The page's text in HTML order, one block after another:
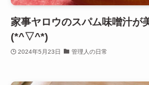
家事ヤロウのスパム味噌汁が
(*^▽^*)
2024年5月23日 管理人の日常